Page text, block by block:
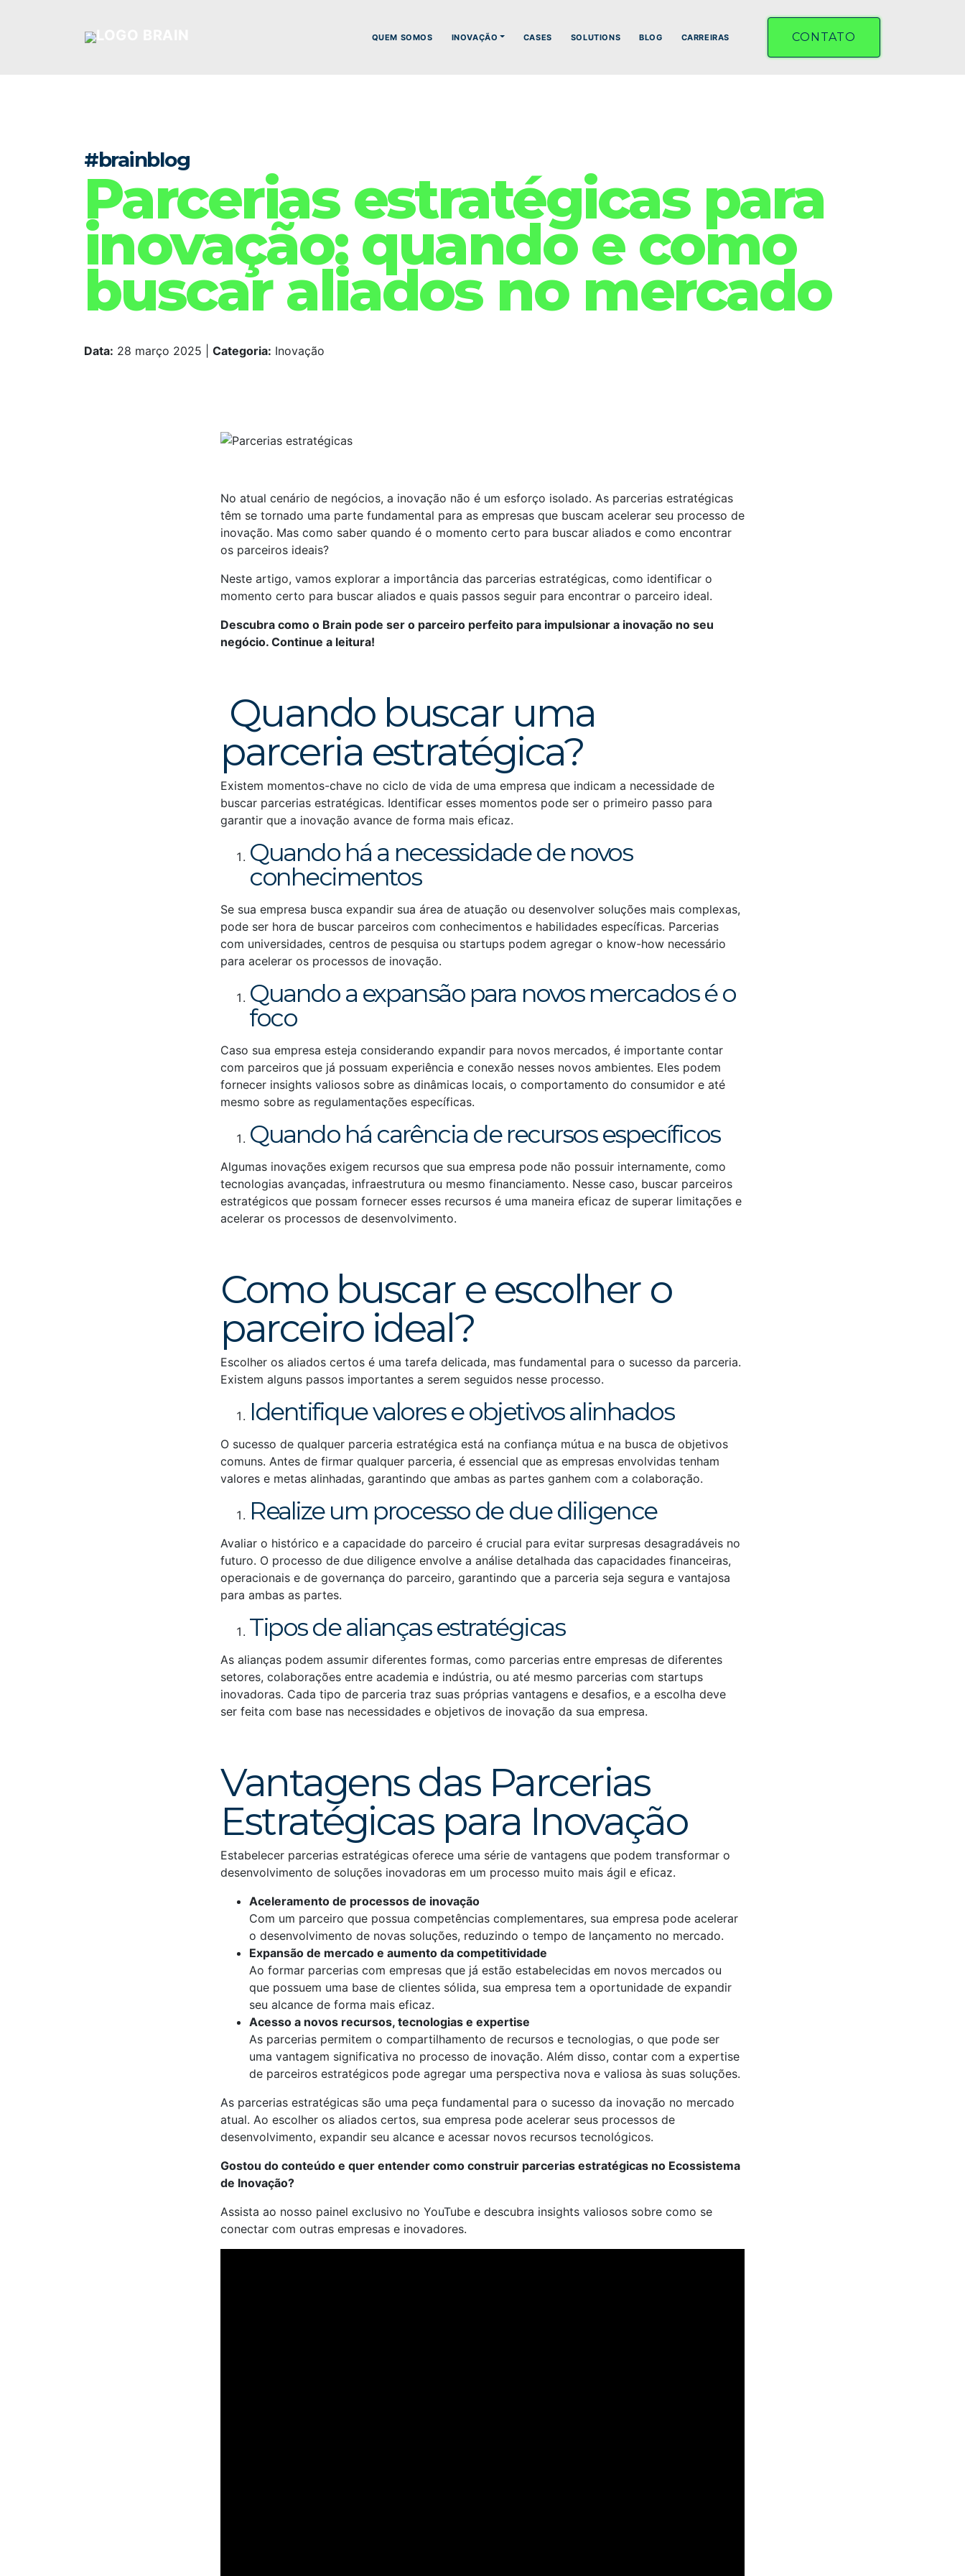
QUEM SOMOS INOVAÇÃO CASES SOLUTIONS BLOG CARREIRAS CONTATO
#brainblog
Parcerias estratégicas para
inovação: quando e como
buscar aliados no mercado
Data: 28 março 2025 Categoria: Inovação
No atual cenário de negócios, a inovação não é um esforço isolado. As parcerias estratégicas
têm se tornado uma parte fundamental para as empresas que buscam acelerar seu processo de
inovação. Mas como saber quando é o momento certo para buscar aliados e como encontrar
os parceiros ideais?
Neste artigo, vamos explorar a importância das parcerias estratégicas, como identificar o
momento certo para buscar aliados e quais passos seguir para encontrar o parceiro ideal.
Descubra como o Brain pode ser o parceiro perfeito para impulsionar a inovação no seu
negócio. Continue a leitura!
Quando buscar uma
parceria estratégica?
Existem momentos-chave no ciclo de vida de uma empresa que indicam a necessidade de
buscar parcerias estratégicas. Identificar esses momentos pode ser o primeiro passo para
garantir que a inovação avance de forma mais eficaz.
Quando há a necessidade de novos
conhecimentos
Se sua empresa busca expandir sua área de atuação ou desenvolver soluções mais complexas,
pode ser hora de buscar parceiros com conhecimentos e habilidades específicas. Parcerias
com universidades, centros de pesquisa ou startups podem agregar o know-how necessário
para acelerar os processos de inovação.
Quando a expansão para novos mercados é o
foco
Caso sua empresa esteja considerando expandir para novos mercados, é importante contar
com parceiros que já possuam experiência e conexão nesses novos ambientes. Eles podem
fornecer insights valiosos sobre as dinâmicas locais, o comportamento do consumidor e até
mesmo sobre as regulamentações específicas.
Quando há carência de recursos específicos
Algumas inovações exigem recursos que sua empresa pode não possuir internamente, como
tecnologias avançadas, infraestrutura ou mesmo financiamento. Nesse caso, buscar parceiros
estratégicos que possam fornecer esses recursos é uma maneira eficaz de superar limitações e
acelerar os processos de desenvolvimento.
Como buscar e escolher o
parceiro ideal?
Escolher os aliados certos é uma tarefa delicada, mas fundamental para o sucesso da parceria.
Existem alguns passos importantes a serem seguidos nesse processo.
Identifique valores e objetivos alinhados
O sucesso de qualquer parceria estratégica está na confiança mútua e na busca de objetivos
comuns. Antes de firmar qualquer parceria, é essencial que as empresas envolvidas tenham
valores e metas alinhadas, garantindo que ambas as partes ganhem com a colaboração.
Realize um processo de due diligence
Avaliar o histórico e a capacidade do parceiro é crucial para evitar surpresas desagradáveis no
futuro. O processo de due diligence envolve a análise detalhada das capacidades financeiras,
operacionais e de governança do parceiro, garantindo que a parceria seja segura e vantajosa
para ambas as partes.
Tipos de alianças estratégicas
As alianças podem assumir diferentes formas, como parcerias entre empresas de diferentes
setores, colaborações entre academia e indústria, ou até mesmo parcerias com startups
inovadoras. Cada tipo de parceria traz suas próprias vantagens e desafios, e a escolha deve
ser feita com base nas necessidades e objetivos de inovação da sua empresa.
Vantagens das Parcerias
Estratégicas para Inovação
Estabelecer parcerias estratégicas oferece uma série de vantagens que podem transformar o
desenvolvimento de soluções inovadoras em um processo muito mais ágil e eficaz.
Aceleramento de processos de inovação
Com um parceiro que possua competências complementares, sua empresa pode acelerar
o desenvolvimento de novas soluções, reduzindo o tempo de lançamento no mercado.
Expansão de mercado e aumento da competitividade
Ao formar parcerias com empresas que já estão estabelecidas em novos mercados ou
que possuem uma base de clientes sólida, sua empresa tem a oportunidade de expandir
seu alcance de forma mais eficaz.
Acesso a novos recursos, tecnologias e expertise
As parcerias permitem o compartilhamento de recursos e tecnologias, o que pode ser
uma vantagem significativa no processo de inovação. Além disso, contar com a expertise
de parceiros estratégicos pode agregar uma perspectiva nova e valiosa às suas soluções.
As parcerias estratégicas são uma peça fundamental para o sucesso da inovação no mercado
atual. Ao escolher os aliados certos, sua empresa pode acelerar seus processos de
desenvolvimento, expandir seu alcance e acessar novos recursos tecnológicos.
Gostou do conteúdo e quer entender como construir parcerias estratégicas no Ecossistema
de Inovação?
Assista ao nosso painel exclusivo no YouTube e descubra insights valiosos sobre como se
conectar com outras empresas e inovadores.